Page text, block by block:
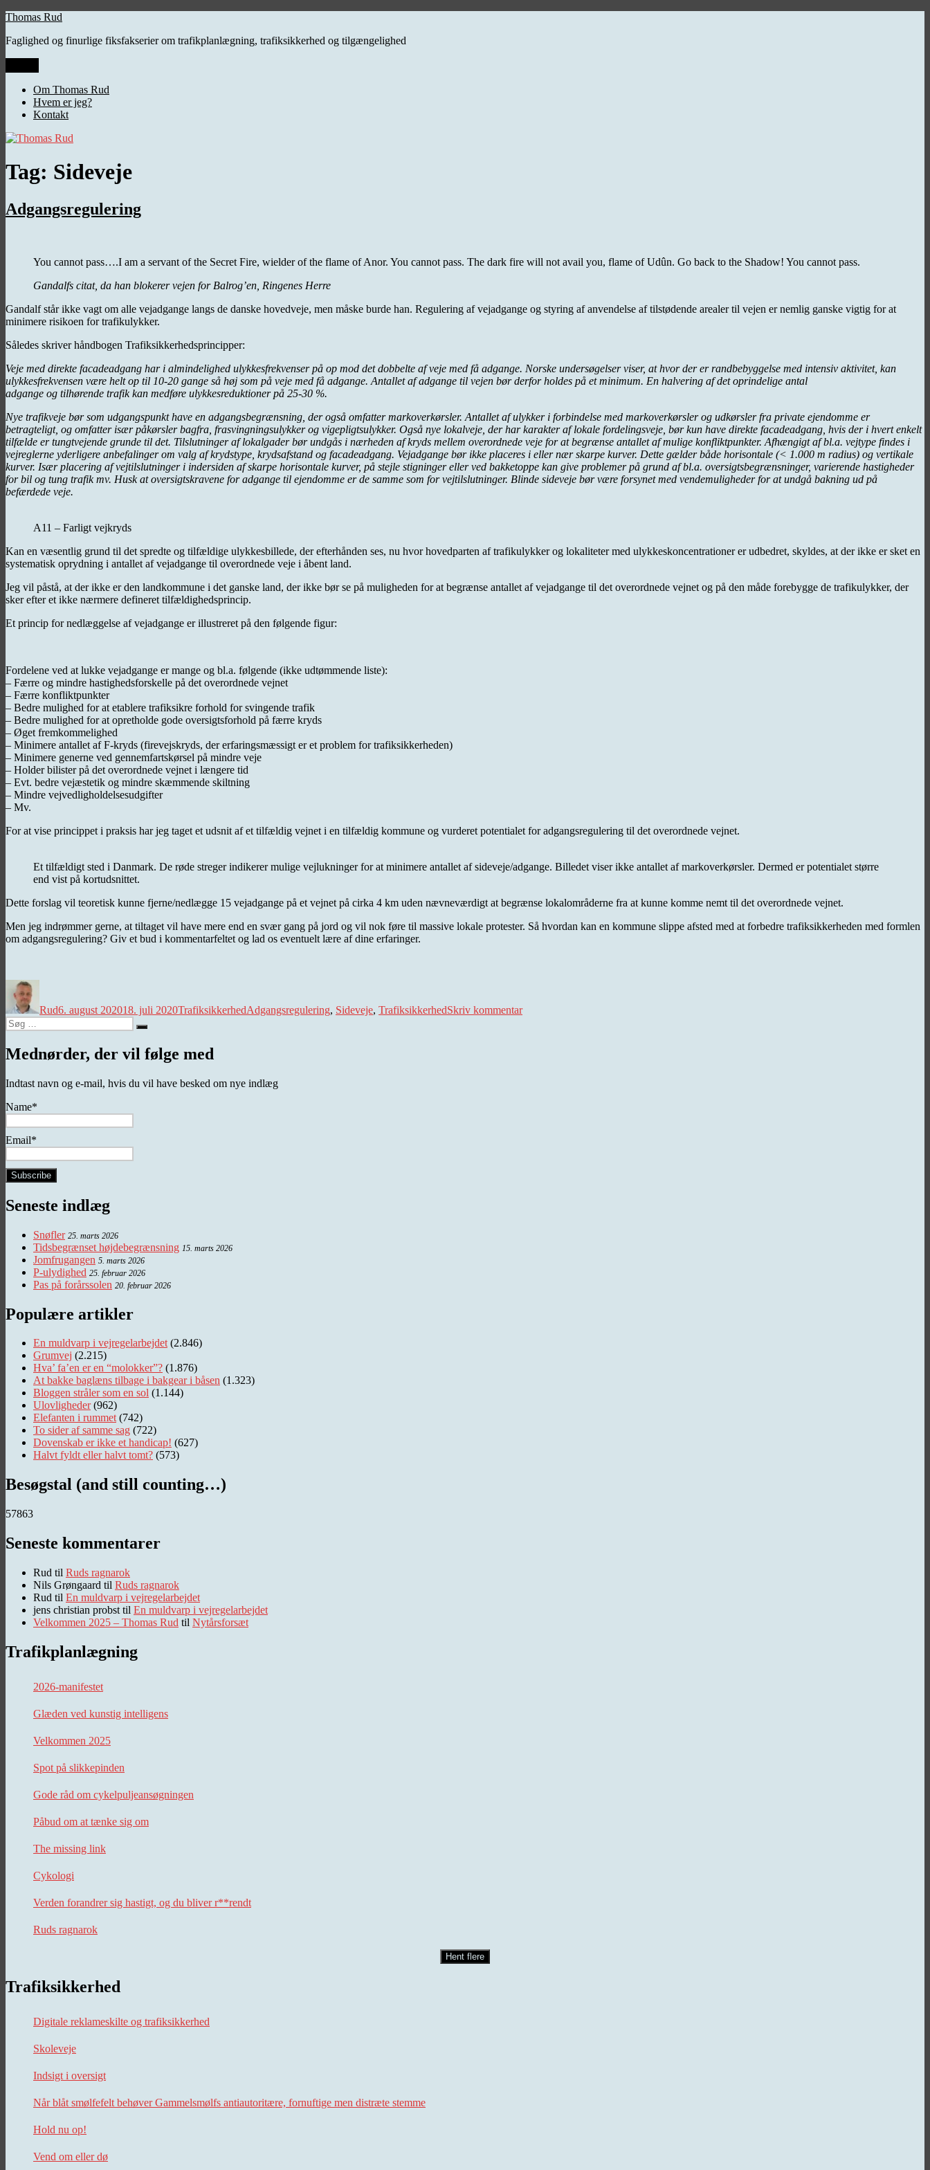
Videre
indhold
Thomas Rud
Faglighed og finurlige fiksfakserier om trafikplanlægning, trafiksikkerhed og tilgængelighed
Om Thomas Rud
Hvem er jeg?
Kontakt
Tag: Sideveje
Adgangsregulering
You cannot pass….I am a servant of the Secret Fire, wielder of the flame of Anor. You cannot pass. The dark fire will not avail you, flame of Udûn. Go back to the Shadow! You cannot pass.
Gandalfs citat, da han blokerer vejen for Balrog’en, Ringenes Herre
Gandalf står ikke vagt om alle vejadgange langs de danske hovedveje, men måske burde han. Regulering af vejadgange og styring af anvendelse af tilstødende arealer til vejen er nemlig ganske vigtig for at
minimere risikoen for trafikulykker.
Således skriver håndbogen Trafiksikkerhedsprincipper:
Veje med direkte facadeadgang har i almindelighed ulykkesfrekvenser på op mod det dobbelte af veje med få adgange. Norske undersøgelser viser, at hvor der er randbebyggelse med intensiv aktivitet, kan
ulykkesfrekvensen være helt op til 10-20 gange så høj som på veje med få adgange. Antallet af adgange til vejen bør derfor holdes på et minimum. En halvering af det oprindelige antal
adgange og tilhørende trafik kan medføre ulykkesreduktioner på 25-30 %.
Nye trafikveje bør som udgangspunkt have en adgangsbegrænsning, der også omfatter markoverkørsler. Antallet af ulykker i forbindelse med markoverkørsler og udkørsler fra private ejendomme er
betragteligt, og omfatter især påkørsler bagfra, frasvingningsulykker og vigepligtsulykker. Også nye lokalveje, der har karakter af lokale fordelingsveje, bør kun have direkte facadeadgang, hvis der i hvert enkelt
tilfælde er tungtvejende grunde til det. Tilslutninger af lokalgader bør undgås i nærheden af kryds mellem overordnede veje for at begrænse antallet af mulige konfliktpunkter. Afhængigt af bl.a. vejtype findes i
vejreglerne yderligere anbefalinger om valg af krydstype, krydsafstand og facadeadgang. Vejadgange bør ikke placeres i eller nær skarpe kurver. Dette gælder både horisontale (< 1.000 m radius) og vertikale
kurver. Især placering af vejtilslutninger i indersiden af skarpe horisontale kurver, på stejle stigninger eller ved bakketoppe kan give problemer på grund af bl.a. oversigtsbegrænsninger, varierende hastigheder
for bil og tung trafik mv. Husk at oversigtskravene for adgange til ejendomme er de samme som for vejtilslutninger. Blinde sideveje bør være forsynet med vendemuligheder for at undgå bakning ud på
befærdede veje.
A11 – Farligt vejkryds
Kan en væsentlig grund til det spredte og tilfældige ulykkesbillede, der efterhånden ses, nu hvor hovedparten af trafikulykker og lokaliteter med ulykkeskoncentrationer er udbedret, skyldes, at der ikke er sket en
systematisk oprydning i antallet af vejadgange til overordnede veje i åbent land.
Jeg vil påstå, at der ikke er den landkommune i det ganske land, der ikke bør se på muligheden for at begrænse antallet af vejadgange til det overordnede vejnet og på den måde forebygge de trafikulykker, der
sker efter et ikke nærmere defineret tilfældighedsprincip.
Et princip for nedlæggelse af vejadgange er illustreret på den følgende figur:
Fordelene ved at lukke vejadgange er mange og bl.a. følgende (ikke udtømmende liste):
– Færre og mindre hastighedsforskelle på det overordnede vejnet
– Færre konfliktpunkter
– Bedre mulighed for at etablere trafiksikre forhold for svingende trafik
– Bedre mulighed for at opretholde gode oversigtsforhold på færre kryds
– Øget fremkommelighed
– Minimere antallet af F-kryds (firevejskryds, der erfaringsmæssigt er et problem for trafiksikkerheden)
– Minimere generne ved gennemfartskørsel på mindre veje
– Holder bilister på det overordnede vejnet i længere tid
– Evt. bedre vejæstetik og mindre skæmmende skiltning
– Mindre vejvedligholdelsesudgifter
– Mv.
For at vise princippet i praksis har jeg taget et udsnit af et tilfældig vejnet i en tilfældig kommune og vurderet potentialet for adgangsregulering til det overordnede vejnet.
Et tilfældigt sted i Danmark. De røde streger indikerer mulige vejlukninger for at minimere antallet af sideveje/adgange. Billedet viser ikke antallet af markoverkørsler. Dermed er potentialet større
end vist på kortudsnittet.
Dette forslag vil teoretisk kunne fjerne/nedlægge 15 vejadgange på et vejnet på cirka 4 km uden nævneværdigt at begrænse lokalområderne fra at kunne komme nemt til det overordnede vejnet.
Men jeg indrømmer gerne, at tiltaget vil have mere end en svær gang på jord og vil nok føre til massive lokale protester. Så hvordan kan en kommune slippe afsted med at forbedre trafiksikkerheden med formlen
om adgangsregulering? Giv et bud i kommentarfeltet og lad os eventuelt lære af dine erfaringer.
Rud6. august 202018. juli 2020TrafiksikkerhedAdgangsregulering, Sideveje, TrafiksikkerhedSkriv kommentar
Søg
efter:
Søg
Mednørder, der vil følge med
Indtast navn og e-mail, hvis du vil have besked om nye indlæg
Name*
Email*
Seneste indlæg
Snøfler 25. marts 2026
Tidsbegrænset højdebegrænsning 15. marts 2026
Jomfrugangen 5. marts 2026
P-ulydighed 25. februar 2026
Pas på forårssolen 20. februar 2026
Populære artikler
En muldvarp i vejregelarbejdet (2.846)
Grumvej (2.215)
Hva’ fa’en er en “molokker”? (1.876)
At bakke baglæns tilbage i bakgear i båsen (1.323)
Bloggen stråler som en sol (1.144)
Ulovligheder (962)
Elefanten i rummet (742)
To sider af samme sag (722)
Dovenskab er ikke et handicap! (627)
Halvt fyldt eller halvt tomt? (573)
Besøgstal (and still counting…)
57863
Seneste kommentarer
Rud til Ruds ragnarok
Nils Grøngaard til Ruds ragnarok
Rud til En muldvarp i vejregelarbejdet
jens christian probst til En muldvarp i vejregelarbejdet
Velkommen 2025 – Thomas Rud til Nytårsforsæt
Trafikplanlægning
2026-manifestet
Glæden ved kunstig intelligens
Velkommen 2025
Spot på slikkepinden
Gode råd om cykelpuljeansøgningen
Påbud om at tænke sig om
The missing link
Cykologi
Verden forandrer sig hastigt, og du bliver r**rendt
Ruds ragnarok
Hent flere
Trafiksikkerhed
Digitale reklameskilte og trafiksikkerhed
Skoleveje
Indsigt i oversigt
Når blåt smølfefelt behøver Gammelsmølfs antiautoritære, fornuftige men distræte stemme
Hold nu op!
Vend om eller dø